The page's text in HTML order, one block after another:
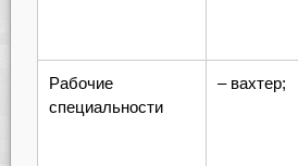
Рабочие
специальности
– вахтер;